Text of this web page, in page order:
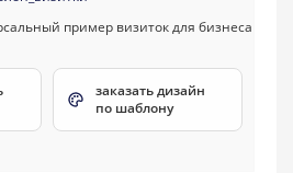
заказать дизайн
по шаблону